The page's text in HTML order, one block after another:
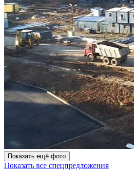
Показать ещё фото
Показать все спецпредложения